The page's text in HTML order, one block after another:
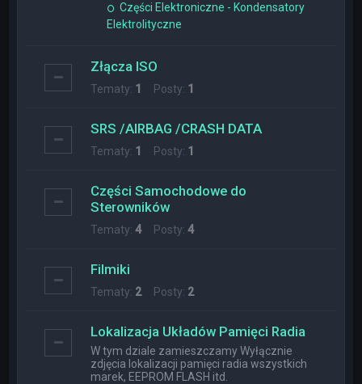
Części Elektroniczne - Kondensatory
Elektrolityczne
Złącza ISO
Tematy: 1 Posty: 1
SRS /AIRBAG /CRASH DATA
Tematy: 1 Posty: 1
Części Samochodowe do
Sterowników
Tematy:4Posty:4
Filmiki
Tematy: 2Posty: 2
Lokalizacja Układów Pamięci Radia
W tym dziale zamieszczamy Wyłącznie
zdjęcia lokalizacji pamięci radia wszystkich
marek, EEPROM FLASH itd.